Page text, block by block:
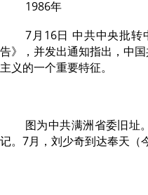
1986年
7月16日 中共中央批转
告》，并发出通知指出，中
主义的一个重要特征。
图为中共满洲省委旧址
记。7月，刘少奇到达奉天（